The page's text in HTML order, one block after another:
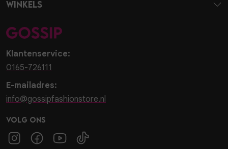
Klantenservice:
0165-726111
E-mailadres:
info@gossipfashionstore.nl
Volg ons
Winkels